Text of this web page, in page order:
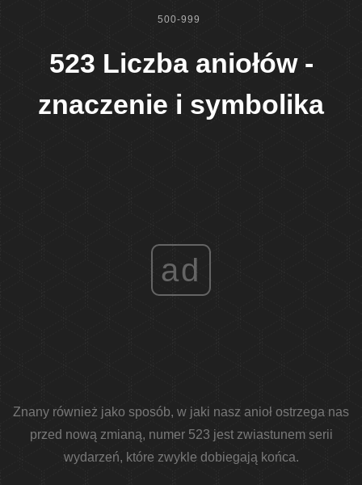
500-999
523 Liczba aniołów -
znaczenie i symbolika
ad
Znany również jako sposób, w jaki nasz anioł ostrzega nas
przed nową zmianą, numer 523 jest zwiastunem serii
wydarzeń, które zwykle dobiegają końca.